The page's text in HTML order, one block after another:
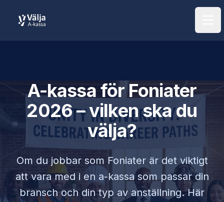
A-kassa för Foniater
2026 – vilken ska du
välja?
Om du jobbar som Foniaterär det viktigt
att vara med i en a-kassa som passar din
bransch och din typ av anställning. Här